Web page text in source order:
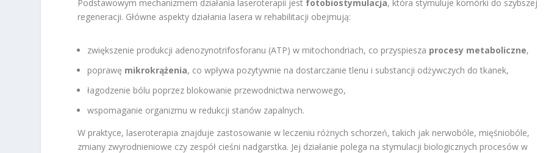
Podstawowym mechanizmem działania laseroterapii jest fotobiostymulacja, która stymuluje komórki do szybszej
regeneracji. Główne aspekty działania lasera w rehabilitacji obejmują:
zwiększenie produkcji adenozynotrifosforanu (ATP) w mitochondriach, co przyspiesza procesy metaboliczne,
poprawę mikrokrążenia, co wpływa pozytywnie na dostarczanie tlenu i substancji odżywczych do tkanek,
łagodzenie bólu poprzez blokowanie przewodnictwa nerwowego,
wspomaganie organizmu w redukcji stanów zapalnych.
W praktyce, laseroterapia znajduje zastosowanie w leczeniu różnych schorzeń, takich jak nerwobóle, mięśniobóle,
zmiany zwyrodnieniowe czy zespół cieśni nadgarstka. Jej działanie polega na stymulacji biologicznych procesów w